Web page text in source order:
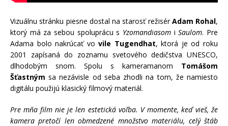
Vizuálnu stránku piesne dostal na starosť režisérAdam Rohal,
ktorý má za sebou spoluprácu s Yzomandiasom iSaulom. Pre
Adama bolo nakrúcať vovile Tugendhat, ktorá je od roku
2001 zapísaná do zoznamu svetového dedičstva UNESCO,
dlhodobým snom. Spolu s kameramanom Tomášom
Šťastným sa nezávisle od seba zhodli na tom, že namiesto
digitálu použijú klasický filmový materiál.
Pre mňa film nie je len estetická voľba. V momente, keď vieš, že
kamera pretočí len obmedzené množstvo materiálu, celý štáb